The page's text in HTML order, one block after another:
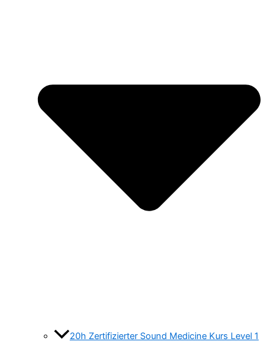
20h Zertifizierter Sound Medicine Kurs Level 1